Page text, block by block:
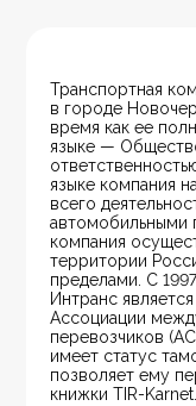
Транспортная
в городе
время как ее
языке —
языке компания
всего
автомобильными
компания
территории
пределами. С
Интранс
Ассоциации
перевозчиков
имеет статус
позволяет ему
книжки TIR-Karnet.